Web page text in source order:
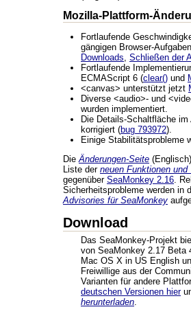
Mozilla-Plattform-
Fortlaufende
gängigen Browser-
Downloads Schließen der
Fortlaufende
ECMAScript 6 (clear() und
<canvas> unterstützt jetzt
Diverse <audio>- und
wurden implementiert.
Die Details-Schaltfläche
korrigiert (bug 793972).
Einige Stabilitätsprobleme
Die Änderungen-Seite
Liste der neuen Funktionen und
gegenüber SeaMonkey 2.16 .
Sicherheitsprobleme werden in
Advisories für SeaMonkey
Download
Das SeaMonkey-Projekt
von SeaMonkey 2.17 Beta
Mac OS X in US English
Freiwillige aus der
Varianten für andere
deutschen Versionen hier
herunterladen.